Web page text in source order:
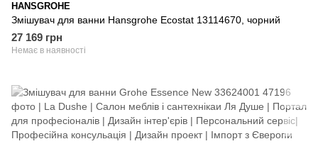
HANSGROHE
Змішувач для ванни Hansgrohe Ecostat 13114670, чорний
27 169 грн
Немає в наявності